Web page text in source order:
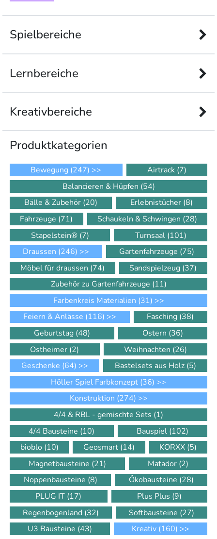
Spielbereiche
Lernbereiche
Kreativbereiche
Produkt­kategorien
Bewegung (247) >> Airtrack (7)
Balancieren & Hüpfen (54)
Bälle & Zubehör (20) Erlebnistücher (8)
Fahrzeuge (71) Schaukeln & Schwingen (28)
Stapelstein® (7) Turnsaal (101)
Draussen (246) >> Gartenfahrzeuge (75)
Möbel für draussen (74) Sandspielzeug (37)
Zubehör zu Gartenfahrzeuge (11)
Farbenkreis Materialien (31) >>
Feiern & Anlässe (116) >> Fasching (38)
Geburtstag (48) Ostern (36)
Ostheimer (2) Weihnachten (26)
Geschenke (64) >> Bastelsets aus Holz (5)
Höller Spiel Farbkonzept (36) >>
Konstruktion (274) >>
4/4 & RBL - gemischte Sets (1)
4/4 Bausteine (10) Bauspiel (102)
bioblo (10) Geosmart (14) KORXX (5)
Magnetbausteine (21) Matador (2)
Noppenbausteine (8) Ökobausteine (28)
PLUG IT (17) Plus Plus (9)
Regenbogenland (32) Softbausteine (27)
U3 Bausteine (43) Kreativ (160) >>